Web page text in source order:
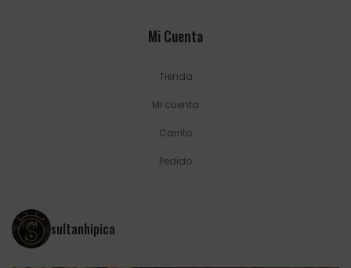
Mi Cuenta
Tienda
Mi cuenta
Carrito
Pedido
sultanhipica